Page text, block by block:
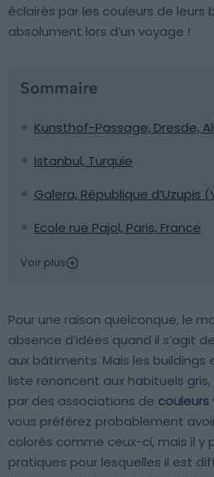
éclairés par les couleurs de leurs
absolument lors d’un voyage !
Sommaire
Kunsthof-Passage, Dresde,
Istanbul, Turquie
Galera, République d’Uzupis
Ecole rue Pajol, Paris, France
Voir plus
Pour une raison quelconque, le
absence d’idées quand il s’agit
aux bâtiments. Mais les
liste renoncent aux habituels
par des associations de couleurs
vous préférez probablement
colorés comme ceux-ci, mais il y
pratiques pour lesquelles il est